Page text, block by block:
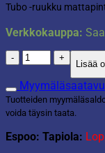
Tubo -ruukku
Verkkokauppa:
Ruukku
Tubo
vaalean
harmaa
17,8cm
määrä
Lisää
Tuotteiden
voida täysin taata.
Espoo: Tapiola: